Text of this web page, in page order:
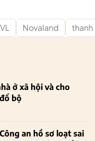
Novaland thanh
ở xã hội và cho
bộ
an hồ sơ loạt sai